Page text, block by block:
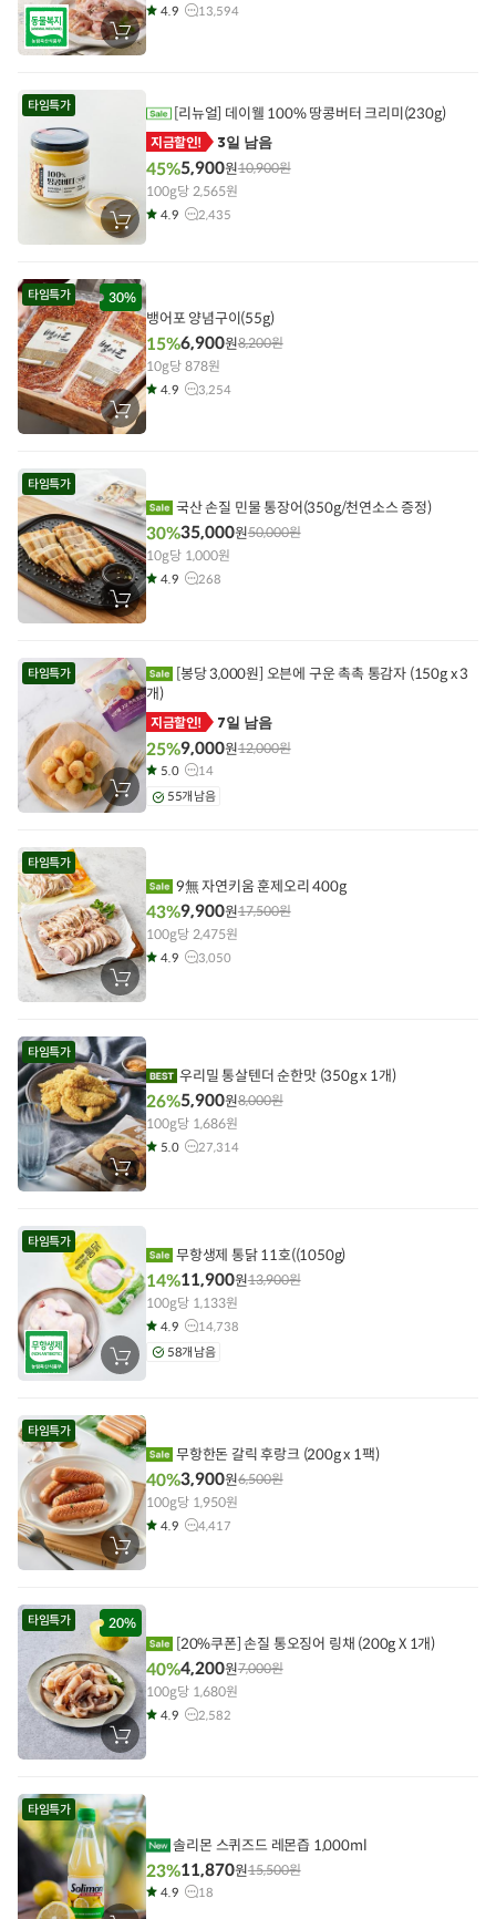
장
바
4.9 13,594
타임특가
장
바
에
담
기
[리뉴얼] 데이웰 100% 땅콩버터 크리미(230g)
지금할인! 3일 남음
45%5,900원10,900원
100g당 2,565원
4.9 2,435
30%
타임특가
장
바
에
담
기
뱅어포 양념구이(55g)
15%6,900원8,200원
10g당 878원
4.9 3,254
타임특가
장
바
에
담
기
국산 손질 민물 통장어(350g/천연소스 증정)
30%35,000원50,000원
10g당 1,000원
4.9 268
타임특가
장
바
에
개)
지금할인! 7일 남음
25%9,000원12,000원
5.0
14
55개 남음
타임특가
장
바
에
담
기
9無 자연키움 훈제오리 400g
43%9,900원17,500원
100g당 2,475원
4.9 3,050
타임특가
장
바
에
기
우리밀 통살텐더 순한맛 (350g x 1개)
26%5,900원8,000원
100g당 1,686원
5.0 27,314
타임특가
장
바
에
담
기
무항생제 통닭 11호((1050g)
14%11,900원13,900원
100g당 1,133원
4.9
14,738
58개 남음
타임특가
장
바
에
담
기
무항한돈 갈릭 후랑크 (200g x 1팩)
40%3,900원6,500원
100g당 1,950원
4.9 4,417
20%
타임특가
장
바
에
담
기
[20%쿠폰] 손질 통오징어 링채 (200g X 1개)
40%4,200원7,000원
100g당 1,680원
4.9 2,582
타임특가
솔리몬 스퀴즈드 레몬즙 1,000ml
23%11,870원15,500원
4.9 18